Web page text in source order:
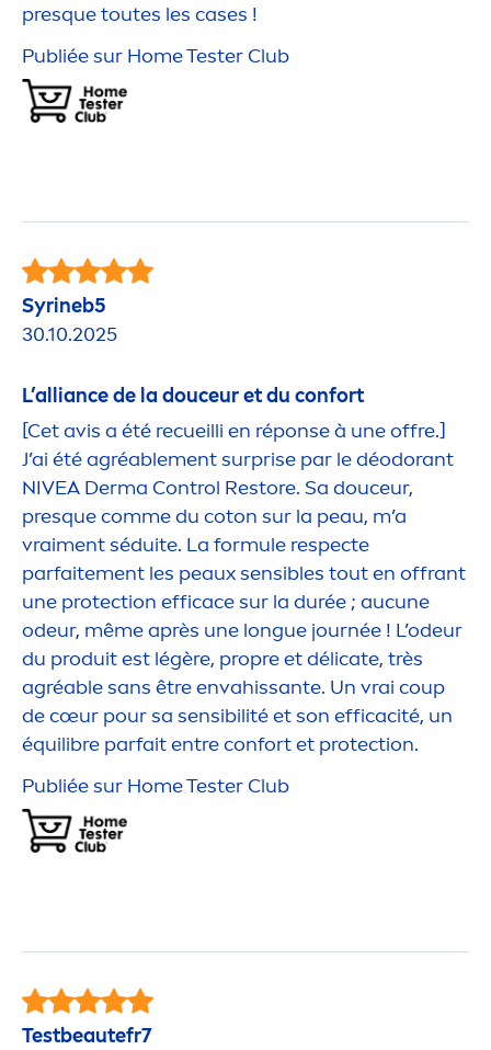
presque toutes les cases !
Publiée sur Home Tester Club
Syrineb5
30.10.2025
L’alliance de la douceur et du confort
[Cet avis a été recueilli en réponse à une offre.]
J’ai été agréablement surprise par le déodorant
NIVEA Derma Control Restore. Sa douceur,
presque comme du coton sur la peau, m’a
vraiment séduite. La formule respecte
parfaitement les peaux sensibles tout en offrant
une protection efficace sur la durée ; aucune
odeur, même après une longue journée ! L’odeur
du produit est légère, propre et délicate, très
agréable sans être envahissante. Un vrai coup
de cœur pour sa sensibilité et son efficacité, un
équilibre parfait entre confort et protection.
Publiée sur Home Tester Club
Testbeautefr7